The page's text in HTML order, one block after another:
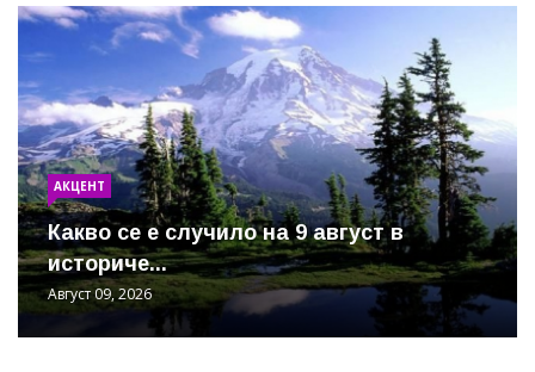
АКЦЕНТ
Какво се е случило на 9 август в
историче...
Август 09, 2026